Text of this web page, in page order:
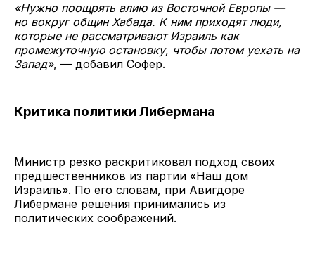
«Нужно поощрять алию из Восточной Европы —
но вокруг общин Хабада. К ним приходят люди,
которые не рассматривают Израиль как
промежуточную остановку, чтобы потом уехать на
Запад», — добавил Софер.
Критика политики Либермана
Министр резко раскритиковал подход своих
предшественников из партии «Наш дом
Израиль». По его словам, при Авигдоре
Либермане решения принимались из
политических соображений.